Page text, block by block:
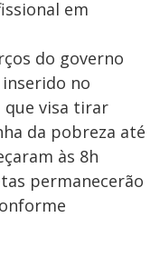
em
do governo
no
que visa tirar
da pobreza até
às 8h
permanecerão